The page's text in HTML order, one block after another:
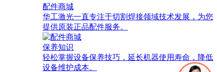
配件商城
华工激光一直专注于切割焊接领域技术发展，为您
提供原装正品配件服务。
保养知识
轻松掌握设备保养技巧，延长机器使用寿命，降低
设备维护成本。